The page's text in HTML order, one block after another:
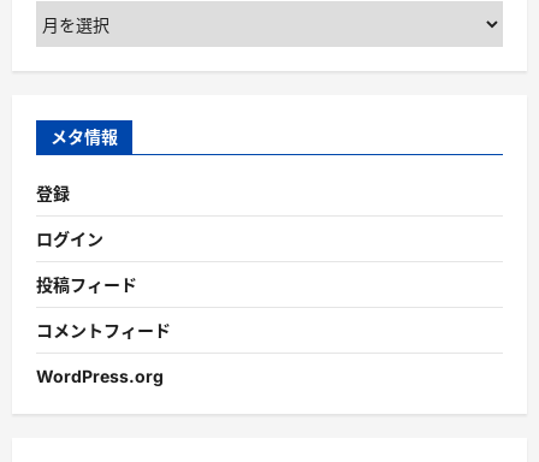
ア
ー
カ
ブ
メタ情報
登録
ログイン
投稿フィード
コメントフィード
WordPress.org